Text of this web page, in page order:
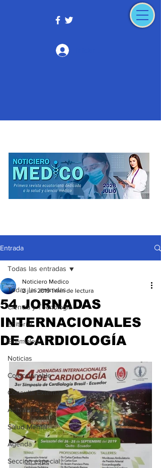
Entrada
Todas las entradas
Ciencia y Tecnología
Editorial
Gremiales
Noticias
Coleccionable
Consulta Externa
Actualidad
Salud Mental
Agenda
Sección especial
Todas las entradas
54 JORNADAS
INTERNACIONALES
DE CARDIOLOGÍA
Noticiero Medico
2 jun 2019 1 min de lectura